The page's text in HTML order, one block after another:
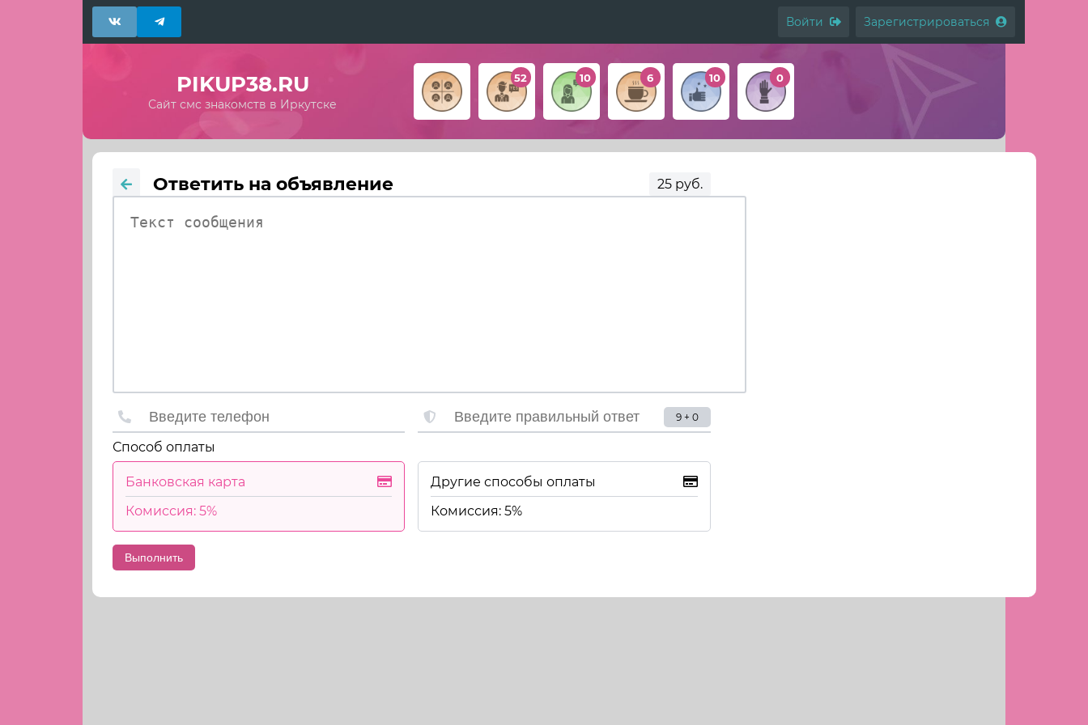
Войти Зарегистрироваться
PIKUP38.RU
Сайт смс знакомств в Иркутске
52 10 6 10 0
Ответить на объявление 25 руб.
9 + 0
Способ оплаты
Банковская карта
Комиссия: 5%
Другие способы оплаты
Комиссия: 5%